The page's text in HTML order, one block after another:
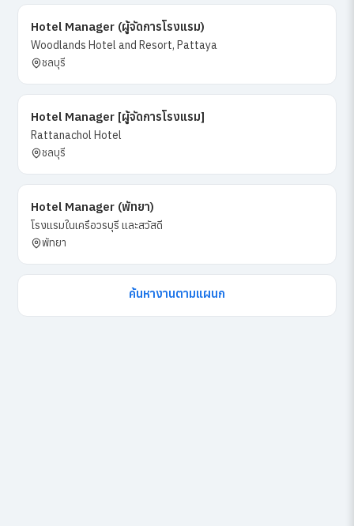
Hotel Manager (ผู้จัดการโรงแรม)
Woodlands Hotel and Resort, Pattaya
ชลบุรี
Hotel Manager [ผู้จัดการโรงแรม]
Rattanachol Hotel
ชลบุรี
Hotel Manager (พัทยา)
โรงแรมในเครือวรบุรี และสวัสดี
พัทยา
ค้นหางานตามแผนก